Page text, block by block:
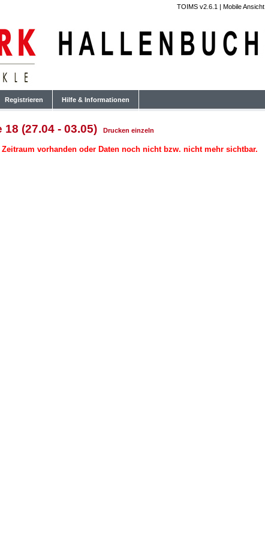
TOIMS v2.6.1 | Mobile Ansicht
Registrieren Hilfe & Informationen
(27.04 - 03.05) Drucken einzeln
Zeitraum vorhanden oder Daten noch nicht bzw. nicht mehr sichtbar.